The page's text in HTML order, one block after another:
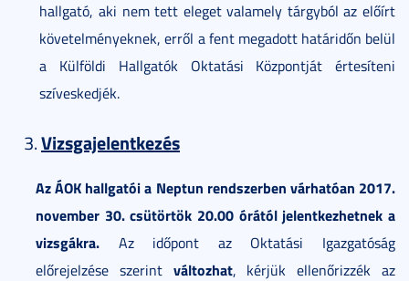
hallgató, aki nem tett eleget valamely tárgyból az előírt
követelményeknek, erről a fent megadott határidőn belül
a Külföldi Hallgatók Oktatási Központját értesíteni
szíveskedjék.
Vizsgajelentkezés
Az ÁOK hallgatói a Neptun rendszerben várhatóan 2017.
november 30. csütörtök 20.00 órától jelentkezhetnek a
vizsgákra. Az időpont az Oktatási Igazgatóság
előrejelzése szerint változhat, kérjük ellenőrizzék az